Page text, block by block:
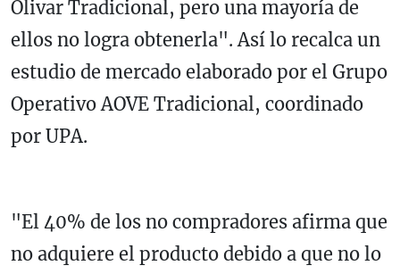
Olivar Tradicional, pero una mayoría de
ellos no logra obtenerla". Así lo recalca un
estudio de mercado elaborado por el Grupo
Operativo AOVE Tradicional, coordinado
por UPA.
"El 40% de los no compradores afirma que
no adquiere el producto debido a que no lo